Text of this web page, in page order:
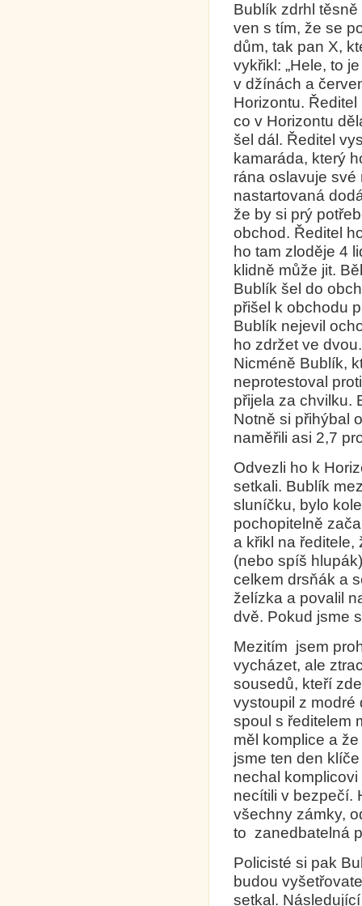
Bublík zdrhl
ven s tím, že se
dům, tak pan X,
vykřikl: „Hele, to
v džínách a
Horizontu.
co v Horizontu
šel dál. Ředitel
kamaráda, který
rána oslavuje své
nastartovaná
že by si prý
obchod. Ředitel
ho tam zloděje 4
klidně může jit.
Bublík šel do
přišel k obchodu
Bublík nejevil
ho zdržet ve
Nicméně Bublík,
neprotestoval
přijela za chvilku.
Notně si přihýbal
naměřili asi 2,7
Odvezli ho k
setkali. Bublík
sluníčku, bylo
pochopitelně
a křikl na ředitele,
(nebo spíš
celkem drsňák a
želízka a povalil
dvě. Pokud jsme
Mezitím jsem
vycházet, ale
sousedů, kteří
vystoupil z
spoul s ředitelem
měl komplice a
jsme ten den
nechal
necítili v bezpečí.
všechny zámky,
to zanedbatelná
Policisté si pak
budou
setkal.